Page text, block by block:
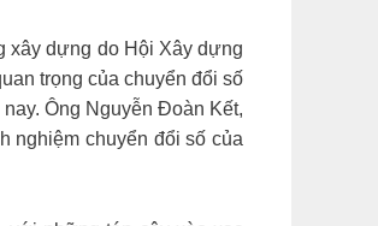
xây dựng do Hội Xây dựng
trọng của chuyển đổi số
Ông Nguyễn Đoàn Kết,
nghiệm chuyển đổi số của